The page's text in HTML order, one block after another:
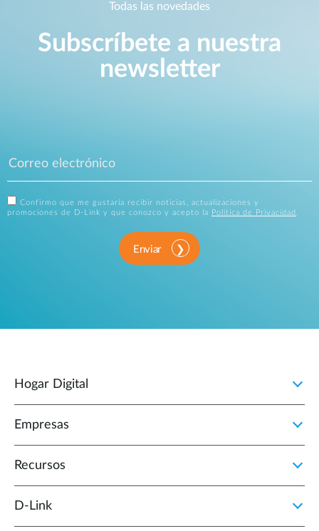
Todas las novedades
Subscríbete a nuestra
newsletter
Confirmo que me gustaría recibir noticias, actualizaciones y
promociones de D-Link y que conozco y acepto la
Política de Privacidad .
Enviar
Hogar Digital
Empresas
Recursos
D‑Link